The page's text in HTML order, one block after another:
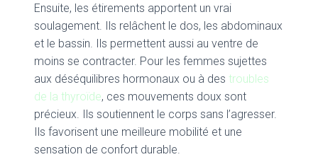
Ensuite, les étirements apportent un vrai
soulagement. Ils relâchent le dos, les abdominaux
et le bassin. Ils permettent aussi au ventre de
moins se contracter. Pour les femmes sujettes
aux déséquilibres hormonaux ou à destroubles
de la thyroïde, ces mouvements doux sont
précieux. Ils soutiennent le corps sans l’agresser.
Ils favorisent une meilleure mobilité et une
sensation de confort durable.